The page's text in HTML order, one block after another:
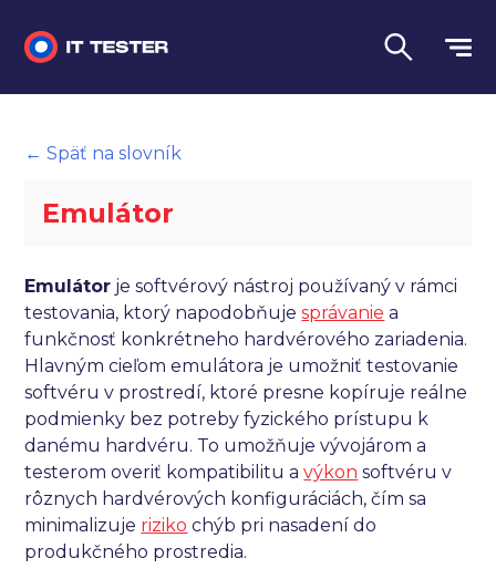
Automatizované testovanie
Performance testing
Interview otázky na pohovor
Slovník
Jazyk
← Späť na slovník
Emulátor
Emulátor je softvérový nástroj používaný v rámci
testovania, ktorý napodobňujesprávanie a
funkčnosť konkrétneho hardvérového zariadenia.
Hlavným cieľom emulátora je umožniť testovanie
softvéru v prostredí, ktoré presne kopíruje reálne
podmienky bez potreby fyzického prístupu k
danému hardvéru. To umožňuje vývojárom a
testerom overiť kompatibilitu avýkon softvéru v
rôznych hardvérových konfiguráciách, čím sa
minimalizuje riziko chýb pri nasadení do
produkčného prostredia.